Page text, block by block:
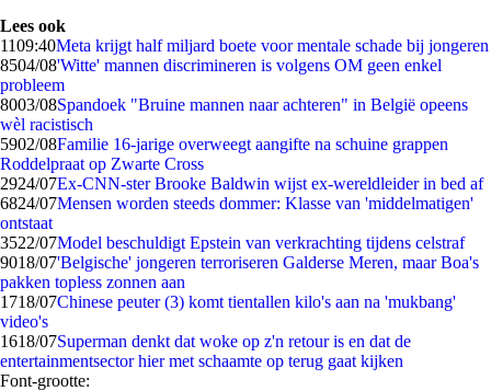
Lees ook
1109:40Meta krijgt half miljard boete voor mentale schade bij jongeren
8504/08'Witte' mannen discrimineren is volgens OM geen enkel
probleem
8003/08Spandoek "Bruine mannen naar achteren" in België opeens
wèl racistisch
5902/08Familie 16-jarige overweegt aangifte na schuine grappen
Roddelpraat op Zwarte Cross
2924/07Ex-CNN-ster Brooke Baldwin wijst ex-wereldleider in bed af
6824/07Mensen worden steeds dommer: Klasse van 'middelmatigen'
ontstaat
3522/07Model beschuldigt Epstein van verkrachting tijdens celstraf
9018/07'Belgische' jongeren terroriseren Galderse Meren, maar Boa's
pakken topless zonnen aan
1718/07Chinese peuter (3) komt tientallen kilo's aan na 'mukbang'
video's
1618/07Superman denkt dat woke op z'n retour is en dat de
entertainmentsector hier met schaamte op terug gaat kijken
Font-grootte: